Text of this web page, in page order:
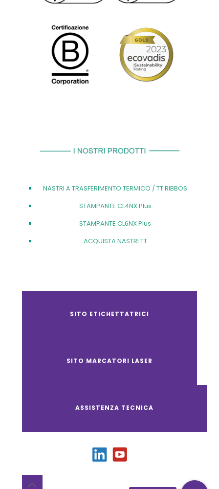
NASTRI A TRASFERIMENTO TERMICO / TT RIBBOS
STAMPANTE CL4NX Plus
STAMPANTE CL6NX Plus
ACQUISTA NASTRI TT
SITO ETICHETTATRICI
SITO MARCATORI LASER
ASSISTENZA TECNICA